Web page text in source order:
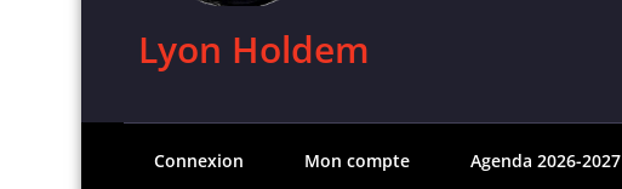
Lyon Holdem
Connexion Mon compte Agenda 2026-2027